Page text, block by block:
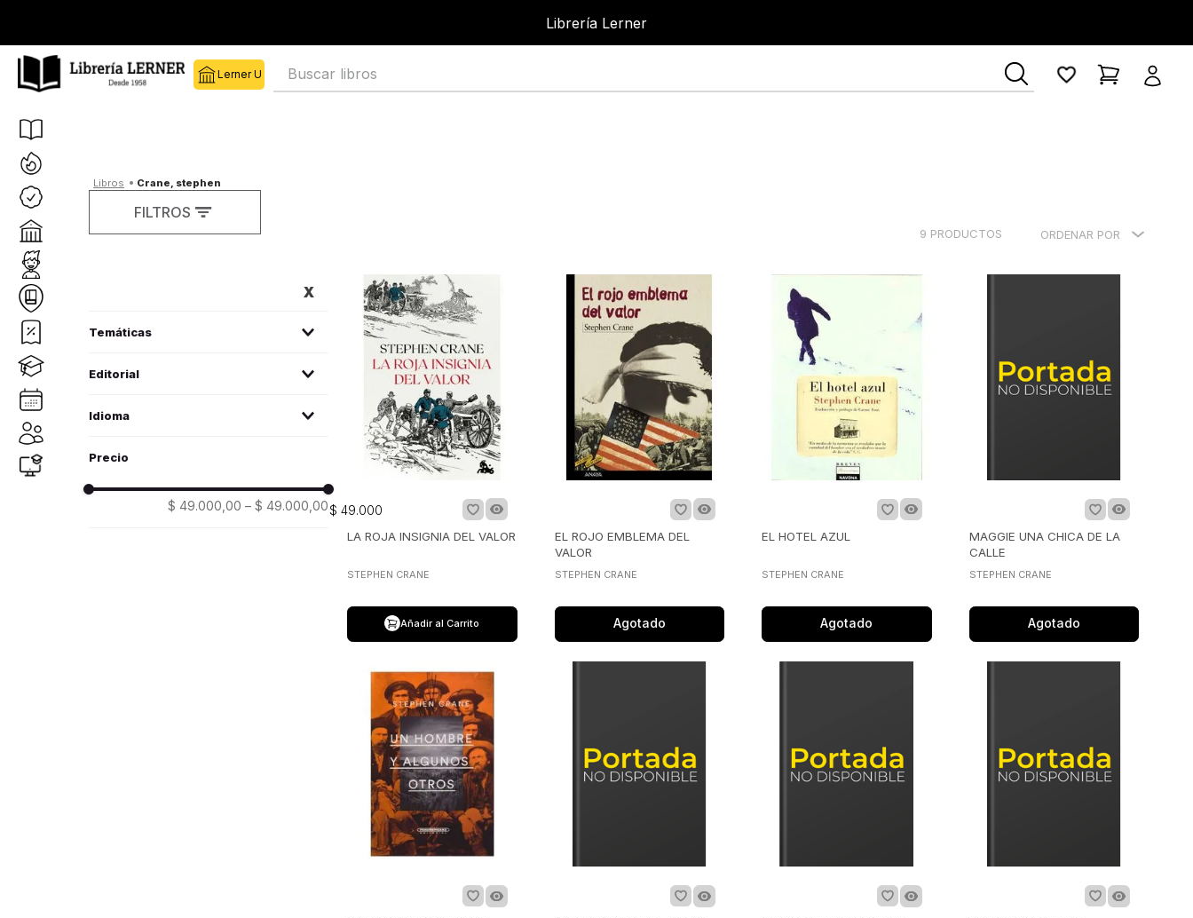
Librería Lerner
Buscar libros
crane, stephen
9 PRODUCTOS ORDENAR POR
FILTROS
literatura infantil
literatura universal
Editorial
panamericana(1)
green edition
Idioma
español
$ 49.000,00 – $ 49.000,00$ 49.000
LA ROJA INSIGNIA DEL VALOR
STEPHEN CRANE
Añadir al Carrito
EL ROJO EMBLEMA DEL
VALOR
STEPHEN CRANE
Agotado
EL HOTEL AZUL
STEPHEN CRANE
Agotado
MAGGIE UNA CHICA DE LA
CALLE
STEPHEN CRANE
Agotado